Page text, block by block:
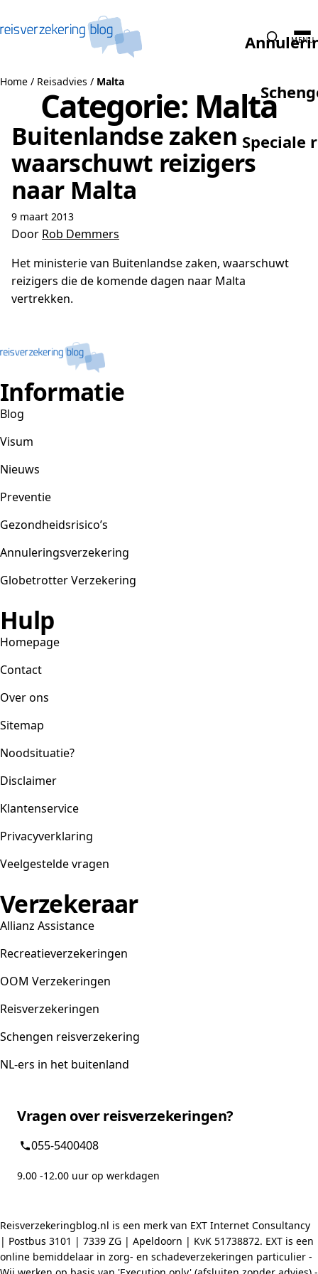
Speciale
MENU
Home / Reisadvies / Malta
Categorie: Malta
Buitenlandse zaken
waarschuwt reizigers
naar Malta
9 maart 2013
Door Rob Demmers
Het ministerie van Buitenlandse zaken, waarschuwt
reizigers die de komende dagen naar Malta
vertrekken.
Informatie
Blog
Visum
Nieuws
Preventie
Gezondheidsrisico’s
Annuleringsverzekering
Globetrotter Verzekering
Hulp
Homepage
Contact
Over ons
Sitemap
Noodsituatie?
Disclaimer
Klantenservice
Privacyverklaring
Veelgestelde vragen
Verzekeraar
Allianz Assistance
Recreatieverzekeringen
OOM Verzekeringen
Reisverzekeringen
Schengen reisverzekering
NL-ers in het buitenland
Vragen over reisverzekeringen?
055-5400408
9.00 -12.00 uur op werkdagen
Reisverzekeringblog.nl is een merk van EXT Internet Consultancy
| Postbus 3101 | 7339 ZG | Apeldoorn | KvK 51738872. EXT is een
online bemiddelaar in zorg- en schadeverzekeringen particulier -